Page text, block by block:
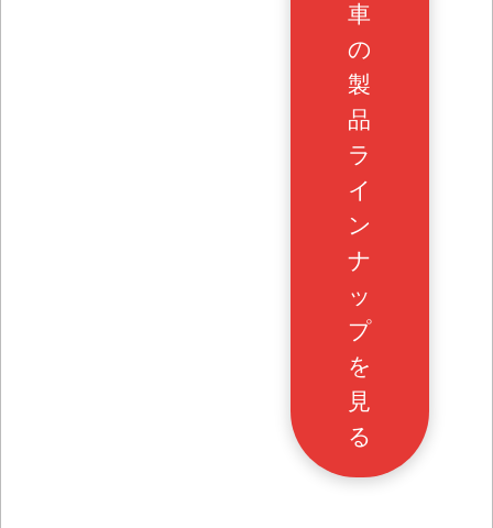
車
の
製
品
ラ
イ
ン
ナ
ッ
プ
を
見
る